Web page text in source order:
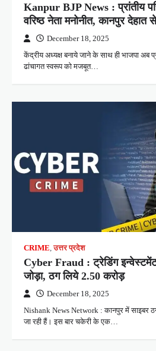
Kanpur BJP News : प्रांतीय
वरिष्ठ नेता मनोनीत, कानपुर देहात
December 18, 2025
केंद्रीय अध्यक्ष बनाये जाने के साथ ही भाजपा
ढांचागत स्वरूप को मजबूत…
CRIME ,उत्तर प्रदेश
Cyber Fraud : ट्रेडिंग
जोड़ा, ठग लिये 2.50 करोड़
December 18, 2025
Nishank News Network : कानपुर में साइबर
जा रही हैं। इस बार चकेरी के एक…